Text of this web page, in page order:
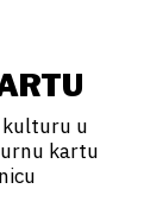
kulturu u
kartu